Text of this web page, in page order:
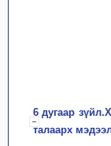
6 дугаар
талаарх